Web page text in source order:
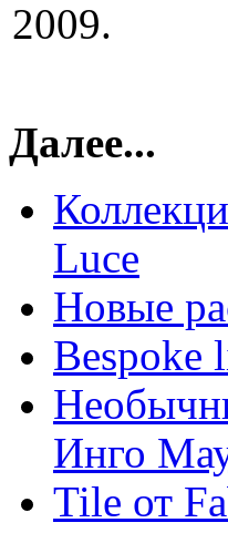
2009.
Далее...
Luce
Новые
Bespoke
Инго
Tile от